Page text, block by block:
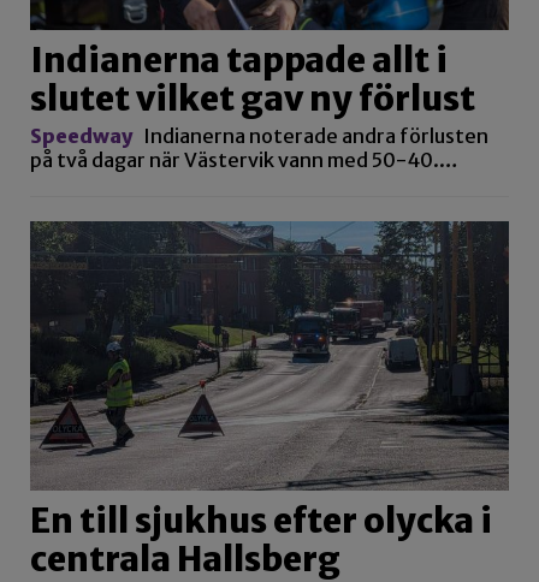
Indianerna tappade allt i
slutet vilket gav ny förlust
Speedway Indianerna noterade andra förlusten
på två dagar när Västervik vann med 50-40.…
En till sjukhus efter olycka i
centrala Hallsberg